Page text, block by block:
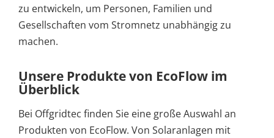
zu entwickeln, um Personen, Familien und
Gesellschaften vom Stromnetz unabhängig zu
machen.
Unsere Produkte von EcoFlow im
Überblick
Bei Offgridtec finden Sie eine große Auswahl an
Produkten von EcoFlow. Von Solaranlagen mit